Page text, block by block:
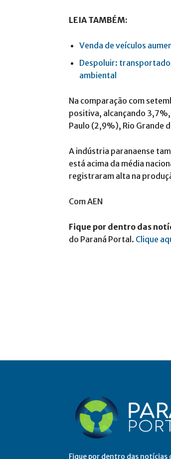
LEIA TAMBÉM:
Venda de veículos
Despoluir:
ambiental
Na comparação com
positiva, alcançando
Paulo (2,9%), Rio Grande
A indústria paranaense
está acima da média
registraram alta na
Com AEN
Fique por dentro das
do Paraná Portal. Clique
Fique por dentro das notícias